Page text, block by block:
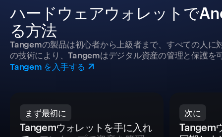
ハードウェアウォレットで
る方法
Tangemの製品は初心者から上級者まで、すべての人に
の技術により、Tangemはデジタル資産の管理と保護を
Tangem を入手する
まず最初に
Tangemウォレットを手に入れ
次に
Tangem